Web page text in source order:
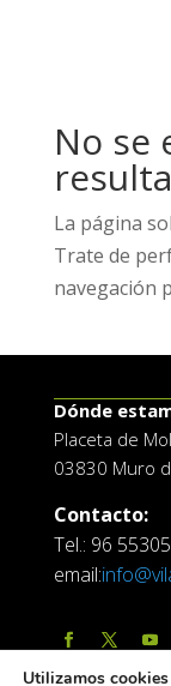
No se
La página
Trate de
navegación
Dónde
Placeta de
03830 Muro
Contacto:
Tel.: 96
email:
Utilizamos